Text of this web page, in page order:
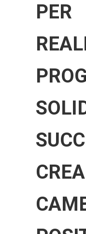
PER